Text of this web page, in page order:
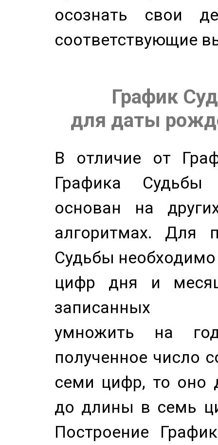
осознать свои
соответствующие
График
для даты
В отличие от
Графика
основан на
алгоритмах. Для
Судьбы
цифр дня и
записанных
умножить на
полученное число
семи цифр, то оно
до длины в семь
Построение